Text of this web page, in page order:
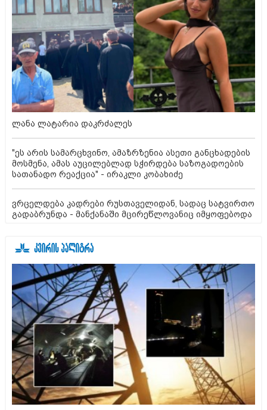
ლანა ლატარია დაკრძალეს
"ეს არის სამარცხვინო, ამაზრზენია ასეთი განცხადების
მოსმენა, ამას აუცილებლად სჭირდება საზოგადოების
სათანადო რეაქცია" - ირაკლი კობახიძე
ვრცელდება კადრები რუსთაველიდან, სადაც სატვირთო
გადაბრუნდა - მანქანაში მცირეწლოვანიც იმყოფებოდა